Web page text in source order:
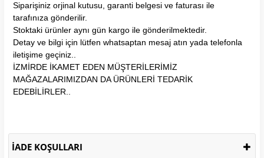
Siparişiniz orjinal kutusu, garanti belgesi ve faturası ile
tarafınıza gönderilir.
Stoktaki ürünler aynı gün kargo ile gönderilmektedir.
Detay ve bilgi için lütfen whatsaptan mesaj atın yada telefonla
iletişime geçiniz..
İZMİRDE İKAMET EDEN MÜŞTERİLERİMİZ
MAĞAZALARIMIZDAN DA ÜRÜNLERİ TEDARİK
EDEBİLİRLER..
İADE KOŞULLARI